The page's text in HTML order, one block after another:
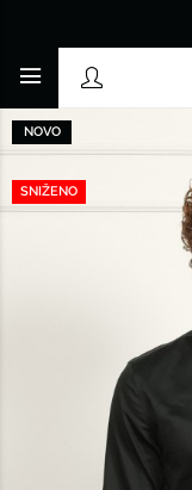
NOVO
SNIŽENO